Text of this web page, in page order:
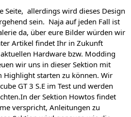
Seite, allerdings wird dieses Design
sein. Naja auf jeden Fall ist
da, über eure Bilder würden wir
Artikel findet Ihr in Zukunft
Hardware bzw. Modding
wir uns in dieser Sektion mit
Highlight starten zu können. Wir
GT 3 S.E im Test und werden
der Sektion Howtos findet
verspricht, Anleitungen zu